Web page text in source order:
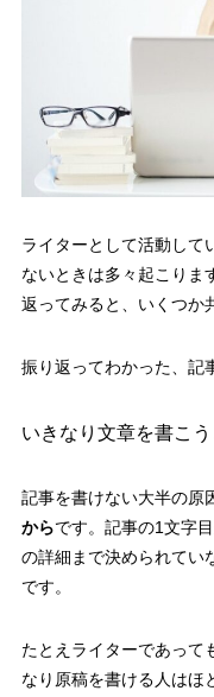
ライターとして活動して
ないときは多々起こりま
返ってみると、いくつか
振り返ってわかった、記
いきなり文章を書こ
記事を書けない大半の原
からです。記事の1文字
の詳細まで決められてい
です。
たとえライターであって
なり原稿を書ける人はほ